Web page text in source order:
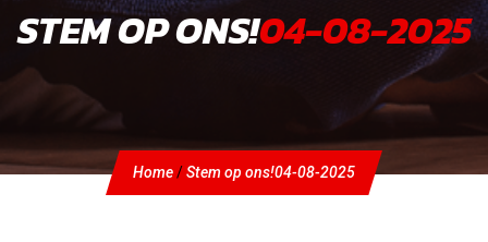
STEM OP ONS!04-08-2025
Home/Stem op ons!04-08-2025